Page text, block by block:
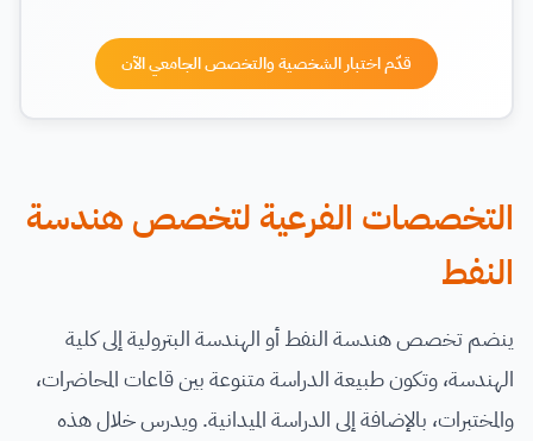
قدّم اختبار الشخصية والتخصص الجامعي الآن
التخصصات الفرعية لتخصص هندسة
النفط
ينضم تخصص هندسة النفط أو الهندسة البترولية إلى كلية
الهندسة، وتكون طبيعة الدراسة متنوعة بين قاعات المحاضرات،
والمختبرات، بالإضافة إلى الدراسة الميدانية. ويدرس خلال هذه